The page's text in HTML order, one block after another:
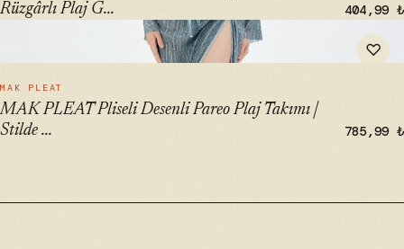
Rüzgârlı Plaj G...
404,99 ₺
♡
" alt="MAK PLEAT Pliseli Desenli Pareo Plaj Takımı | Stilde ve
Konforlu Plaj Giyimi" loading="lazy">
MAK PLEAT
MAK PLEAT Pliseli Desenli Pareo Plaj Takımı |
Stilde ...
785,99 ₺